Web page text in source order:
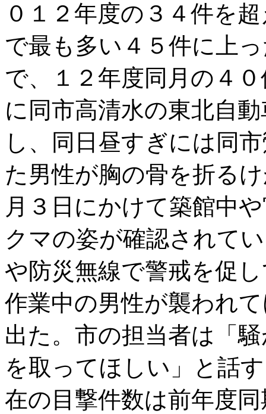
０１２年度の３４件を
で最も多い４５件に上
で、１２年度同月の４
に同市高清水の東北自
し、同日昼すぎには同
た男性が胸の骨を折る
月３日にかけて築館中
クマの姿が確認されて
や防災無線で警戒を促
作業中の男性が襲われ
出た。市の担当者は「
を取ってほしい」と話
在の目撃件数は前年度